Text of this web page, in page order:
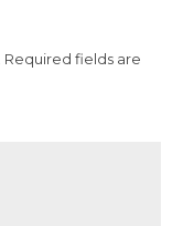
Required fields are